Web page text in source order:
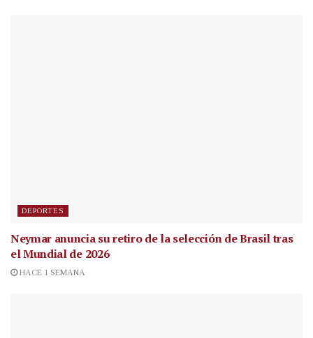
DEPORTES
Neymar anuncia su retiro de la selección de Brasil tras
el Mundial de 2026
HACE 1 SEMANA